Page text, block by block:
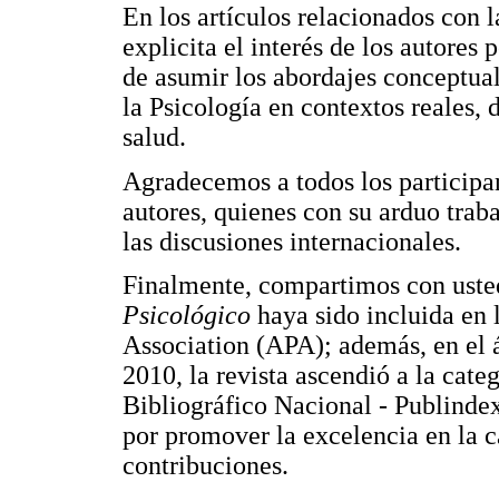
En los artículos relacionados con
explicita el interés de los autores
de asumir los abordajes
la Psicología en contextos reales,
salud.
Agradecemos a todos los
autores, quienes con su arduo
las discusiones internacionales.
Finalmente, compartimos con
Psicológico haya sido incluida en
Association (APA); además, en
2010, la revista ascendió a la
Bibliográfico Nacional -
por promover la excelencia en la
contribuciones.